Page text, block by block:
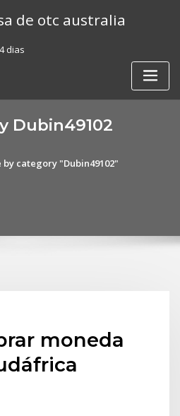
de otc australia
dias
Dubin49102
by category "Dubin49102"
moneda